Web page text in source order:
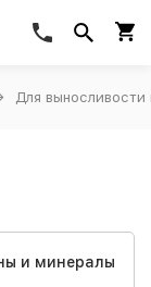
Для выносливости
и минералы